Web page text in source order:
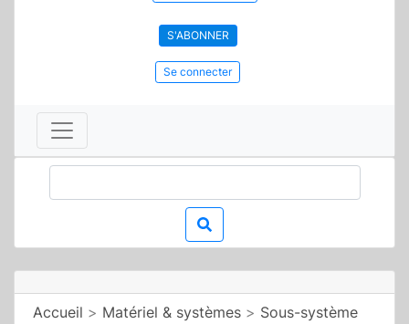
S'ABONNER
Se connecter
Accueil > Matériel & systèmes > Sous-système